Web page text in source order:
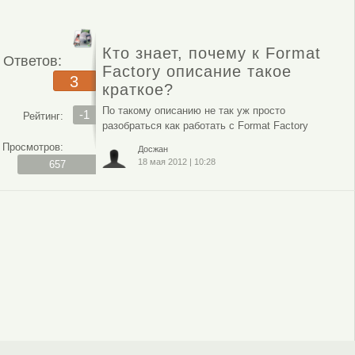
Ответов:
3
Рейтинг: -1
Просмотров:
657
Кто знает, почему к Format
Factory описание такое
краткое?
По такому описанию не так уж просто
разобраться как работать с Format Factory
Досжан
18 мая 2012| 10:28